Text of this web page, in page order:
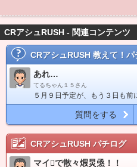
CRアシュRUSH - 関連コンテンツ
CRアシュRUSH 教えて！パ
あれ…
てるちゃん１５さん
５月９日予定が、もう３日も
質問をする
CRアシュRUSH パチログ
マイで散々煆炅焏！！